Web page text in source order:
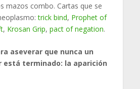
mazos combo. Cartas que se
trick bind, Prophet of
, Krosan Grip,pact of negation.
aseverar que nunca un
está terminado: la aparición